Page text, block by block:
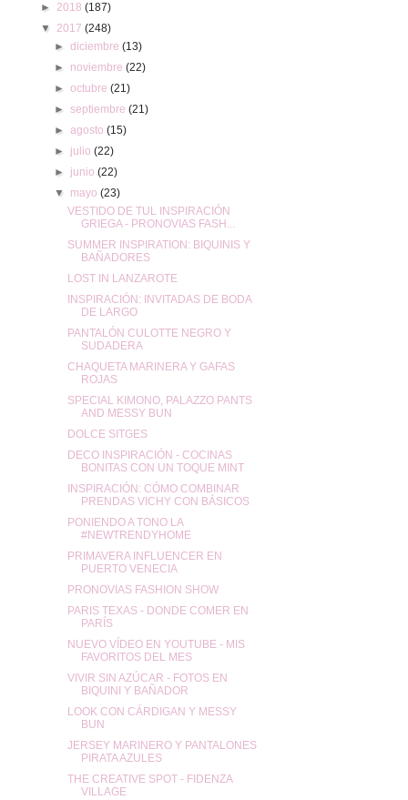
►2018(187)
▼2017(248)
► diciembre (13)
► noviembre (22)
► octubre (21)
► septiembre (21)
► agosto (15)
► julio (22)
► junio (22)
▼ mayo (23)
VESTIDO DE TUL INSPIRACIÓN
GRIEGA - PRONOVIAS FASH...
SUMMER INSPIRATION: BIQUINIS Y
BAÑADORES
LOST IN LANZAROTE
INSPIRACIÓN: INVITADAS DE BODA
DE LARGO
PANTALÓN CULOTTE NEGRO Y
SUDADERA
CHAQUETA MARINERA Y GAFAS
ROJAS
SPECIAL KIMONO, PALAZZO PANTS
AND MESSY BUN
DOLCE SITGES
DECO INSPIRACIÓN - COCINAS
BONITAS CON UN TOQUE MINT
INSPIRACIÓN: CÓMO COMBINAR
PRENDAS VICHY CON BÁSICOS
PONIENDO A TONO LA
#NEWTRENDYHOME
PRIMAVERA INFLUENCER EN
PUERTO VENECIA
PRONOVIAS FASHION SHOW
PARIS TEXAS - DONDE COMER EN
PARÍS
NUEVO VÍDEO EN YOUTUBE - MIS
FAVORITOS DEL MES
VIVIR SIN AZÚCAR - FOTOS EN
BIQUINI Y BAÑADOR
LOOK CON CÁRDIGAN Y MESSY
BUN
JERSEY MARINERO Y PANTALONES
PIRATA AZULES
THE CREATIVE SPOT - FIDENZA
VILLAGE